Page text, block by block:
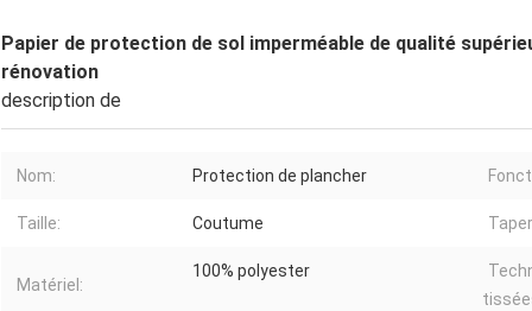
Papier de protection de sol imperméable de qualité
rénovation
description de
Nom: Protection de plancher
Taille: Coutume
Matériel:
100% polyester